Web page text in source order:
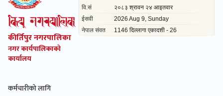
कीर्तिपुर नगरपालिका
नगर कार्यपालिकाको
कार्यालय
कर्मचारीको लागि